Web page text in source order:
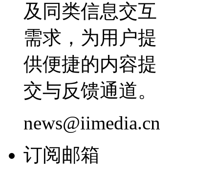
及同类信息交互
需求，为用户提
供便捷的内容提
交与反馈通道。
news@iimedia.cn
订阅邮箱